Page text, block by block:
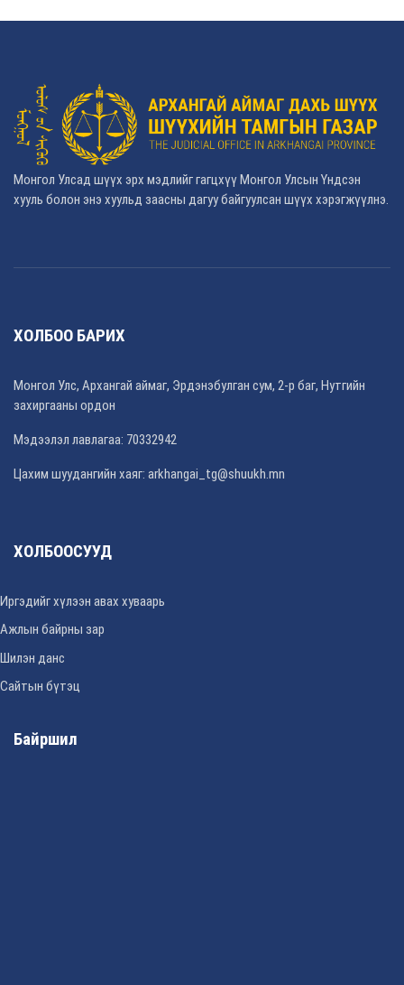
Монгол Улсад шүүх эрх мэдлийг гагцхүү Монгол Улсын Үндсэн
хууль болон энэ хуульд заасны дагуу байгуулсан шүүх хэрэгжүүлнэ.
ХОЛБОО БАРИХ
Монгол Улс, Архангай аймаг, Эрдэнэбулган сум, 2-р баг, Нутгийн
захиргааны ордон
Мэдээлэл лавлагаа: 70332942
Цахим шуудангийн хаяг: arkhangai_tg@shuukh.mn
ХОЛБООСУУД
Иргэдийг хүлээн авах хуваарь
Ажлын байрны зар
Шилэн данс
Сайтын бүтэц
Байршил